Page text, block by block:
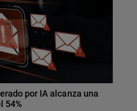
por IA alcanza una
54%